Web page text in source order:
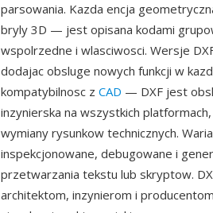
parsowania. Kazda encja
bryly 3D — jest opisana kodami
wspolrzedne i wlasciwosci. Wersje
dodajac obsluge nowych funkcji w
kompatybilnosc z CAD — DXF jest
inzynierska na wszystkich
wymiany rysunkow technicznych.
inspekcjonowane, debugowane i
przetwarzania tekstu lub skryptow.
architektom, inzynierom i